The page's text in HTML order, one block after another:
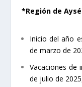
*Región de
Inicio del año
de marzo de
Vacaciones de
de julio de